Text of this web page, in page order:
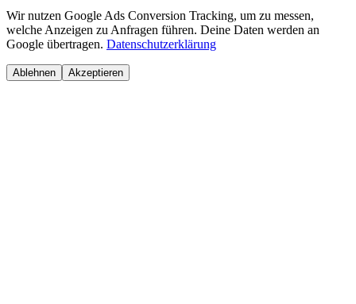
Wir nutzen Google Ads Conversion Tracking, um zu messen,
welche Anzeigen zu Anfragen führen. Deine Daten werden an
Google übertragen. Datenschutzerklärung
Ablehnen Akzeptieren